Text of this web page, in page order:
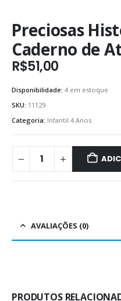
Preciosas
Caderno de
R$51,00
Disponibilidade: 4 em estoque
SKU: 11129
Categoria: Infantil 4 Anos
AVALIAÇÕES (0)
PRODUTOS